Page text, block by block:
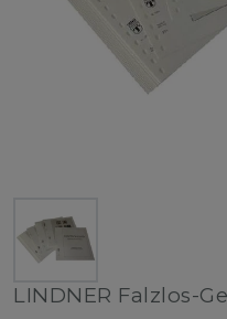
LINDNER Falzlos-